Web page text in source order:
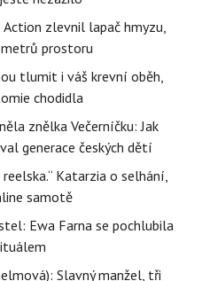
zlevnil lapač hmyzu,
prostoru
tlumit i váš krevní oběh,
chodidla
znělka Večerníčku: Jak
generace českých dětí
Katarzia o selhání,
samotě
Ewa Farna se pochlubila
Slavný manžel, tři